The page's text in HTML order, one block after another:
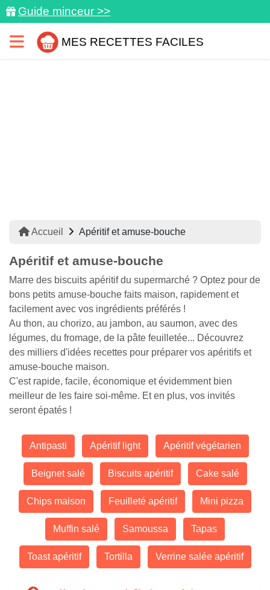
Guide minceur >>
MES RECETTES FACILES
Accueil Apéritif et amuse-bouche
Apéritif et amuse-bouche
Marre des biscuits apéritif du supermarché ? Optez pour de
bons petits amuse-bouche faits maison, rapidement et
facilement avec vos ingrédients préférés !
Au thon, au chorizo, au jambon, au saumon, avec des
légumes, du fromage, de la pâte feuilletée... Découvrez
des milliers d'idées recettes pour préparer vos apéritifs et
amuse-bouche maison.
C'est rapide, facile, économique et évidemment bien
meilleur de les faire soi-même. Et en plus, vos invités
seront épatés !
Antipasti Apéritif light Apéritif végétarien
Beignet salé Biscuits apéritif Cake salé
Chips maison Feuilleté apéritif Mini pizza
Muffin salé Samoussa Tapas
Toast apéritif Tortilla Verrine salée apéritif